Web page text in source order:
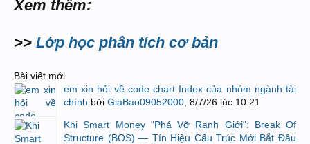
Xem thêm:
>> Lớp học phân tích cơ bản
Bài viết mới
em xin hỏi về code chart Index của nhóm ngành tài
chính bởi GiaBao09052000 8/7/26 lúc 10:21
Khi Smart Money "Phá Vỡ Ranh Giới": Break Of
Structure (BOS) — Tín Hiệu Cấu Trúc Mới Bắt Đầu